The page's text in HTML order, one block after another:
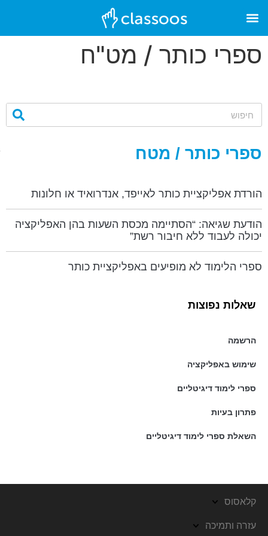
ספרי כותר / מט"ח
ספרי כותר / מטח
הורדת אפליקציית כותר לאייפד, אנדרואיד או חלונות
הודעת שגיאה: “הסתיימה מכסת השעות בהן האפליקציה
יכולה לעבוד ללא חיבור רשת”
ספרי הלימוד לא מופיעים באפליקציית כותר
שאלות נפוצות
הרשמה
שימוש באפליקציה
ספרי לימוד דיגיטליים
פתרון בעיות
השאלת ספרי לימוד דיגיטליים
קלאסוס
עזרה ותמיכה